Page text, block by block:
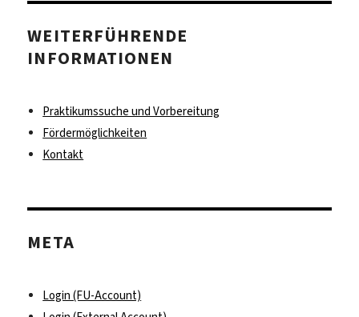
WEITERFÜHRENDE
INFORMATIONEN
Praktikumssuche und Vorbereitung
Fördermöglichkeiten
Kontakt
META
Login (FU-Account)